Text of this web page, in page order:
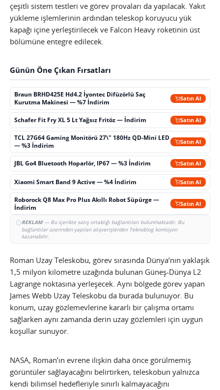
çeşitli sistem testleri ve görev provaları da yapılacak. Yakıt
yükleme işlemlerinin ardından teleskop koruyucu yük
kapağı içine yerleştirilecek ve Falcon Heavy roketinin üst
bölümüne entegre edilecek.
Günün Öne Çıkan Fırsatları
Braun BRHD425E Hd4.2 İyontec Difüzörlü Saç
Kurutma Makinesi — %7 İndirim
Satın Al
Schafer Fit Fry XL 5 Lt Yağsız Fritöz — İndirim Satın Al
TCL 27G64 Gaming Monitörü 27\" 180Hz QD-Mini LED
— %3 İndirim
Satın Al
JBL Go4 Bluetooth Hoparlör, IP67 — %3 İndirim Satın Al
Xiaomi Smart Band 9 Active — %4 İndirim Satın Al
Roborock Q8 Max Pro Plus Akıllı Robot Süpürge —
İndirim
Satın Al
REKLAM— Bu içerikte satış ortaklığı bağlantıları bulunmaktadır. Bu
bağlantılar üzerinden yapılan alışverişlerden Teknoblog komisyon
kazanabilir.
Roman Uzay Teleskobu, görev sırasında Dünya’nın yaklaşık
1,5 milyon kilometre uzağında bulunan Güneş-Dünya L2
Lagrange noktasına yerleşecek. Aynı bölgede görev yapan
James Webb Uzay Teleskobu da burada bulunuyor. Bu
konum, uzay gözlemevlerine kararlı bir çalışma ortamı
sağlarken aynı zamanda derin uzay gözlemleri için uygun
koşullar sunuyor.
NASA, Roman’ın evrene ilişkin daha önce görülmemiş
görüntüler sağlayacağını belirtirken, teleskobun yalnızca
kendi bilimsel hedefleriyle sınırlı kalmayacağını